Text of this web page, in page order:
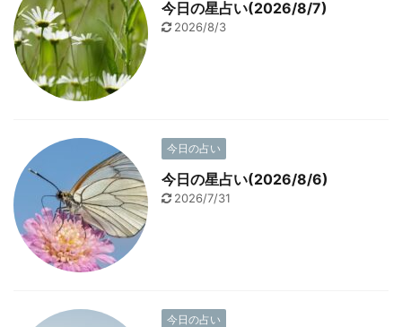
今日の星占い(2026/8/7)
2026/8/3
今日の占い
今日の星占い(2026/8/6)
2026/7/31
今日の占い